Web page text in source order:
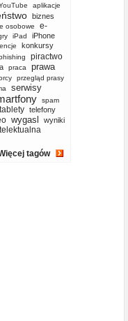
aplikacje
biznes
osobowe
e-
iPad iPhone
konkursy
piractwo
praca
prawa
przegląd prasy
serwisy
spam
tablety telefony
wygasl
wyniki
tagów